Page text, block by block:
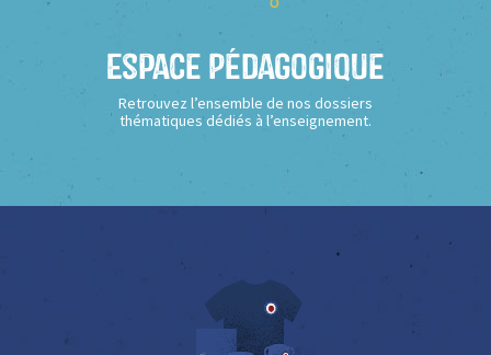
Espace Pédagogique
Retrouvez l’ensemble de nos dossiers
thématiques dédiés à l’enseignement.